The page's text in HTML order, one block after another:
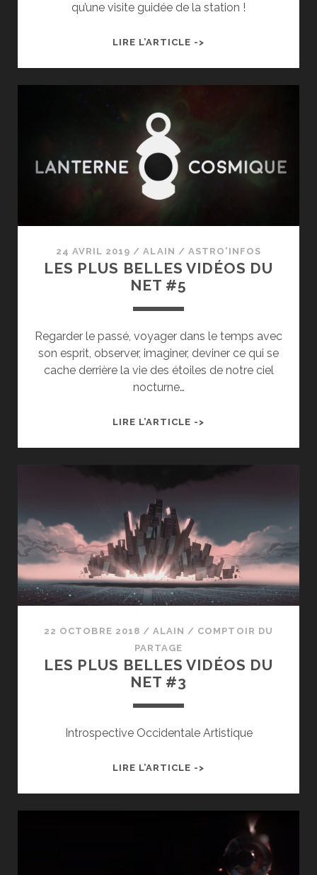
qu’une visite guidée de la station !
LIRE L’ARTICLE ->
SPATIALE
NU
AVEC
GUIDÉE
24 AVRIL 2019 /ALAIN / ASTRO'INFOS
LES PLUS BELLES VIDÉOS DU
NET #5
Regarder le passé, voyager dans le temps avec
son esprit, observer, imaginer, deviner ce qui se
cache derrière la vie des étoiles de notre ciel
nocturne…
LIRE L’ARTICLE ->
22 OCTOBRE 2018 / ALAIN / COMPTOIR DU
PARTAGE
LES PLUS BELLES VIDÉOS DU
NET #3
Introspective Occidentale Artistique
LIRE L’ARTICLE ->
NET
#3